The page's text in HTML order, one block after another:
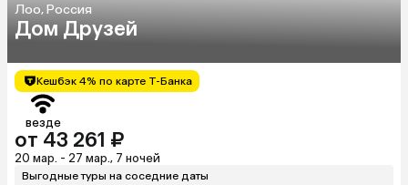
Лоо, Россия
Дом Друзей
Кешбэк 4% по карте Т-Банка
везде
от 43 261 ₽
20 мар. - 27 мар., 7 ночей
Выгодные туры на соседние даты